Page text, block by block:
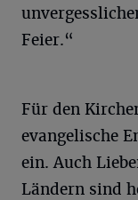
Feier.“
Für den
evangelische
ein. Auch
Ländern sind